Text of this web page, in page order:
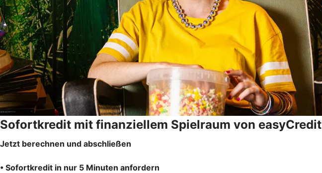
Sofortkredit mit finanziellem Spielraum von easyCredit
Jetzt berechnen und abschließen
• Sofortkredit in nur 5 Minuten anfordern